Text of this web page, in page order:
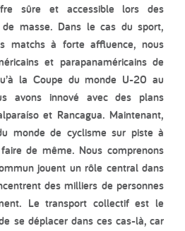
sûre et accessible lors des
de masse. Dans le cas du sport,
matchs à forte affluence, nous
et parapanaméricains de
la Coupe du monde U-20 au
avons innové avec des plans
et Rancagua. Maintenant,
monde de cyclisme sur piste à
de même. Nous comprenons
jouent un rôle central dans
des milliers de personnes
Le transport collectif est le
se déplacer dans ces cas-là, car